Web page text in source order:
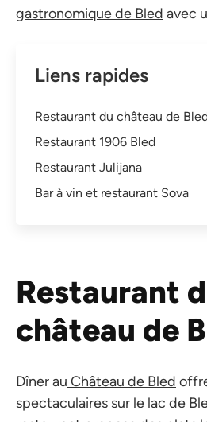
gastronomique de Bled avec
Liens rapides
Restaurant du château de
Restaurant 1906 Bled
Restaurant Julijana
Bar à vin et restaurant Sova
Restaurant
château de
Dîner au Château de Bled
spectaculaires sur le lac de